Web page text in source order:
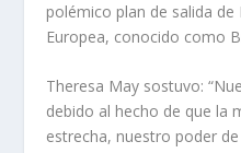
polémico plan de salida de
Europea, conocido como
Theresa May sostuvo:
debido al hecho de que la
estrecha, nuestro poder